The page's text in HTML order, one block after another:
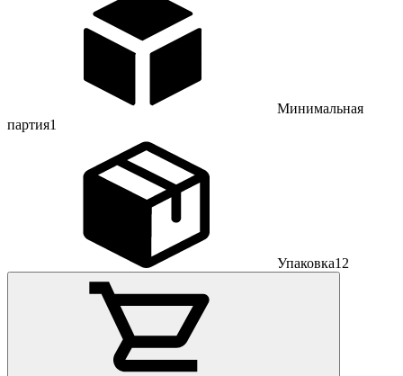
Минимальная
партия1
Упаковка12